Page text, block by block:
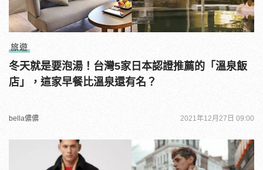
旅遊
冬天就是要泡湯！台灣5家日本認證推薦的「溫泉飯
店」，這家早餐比溫泉還有名？
bella儂儂 2021年12月27日 09:00